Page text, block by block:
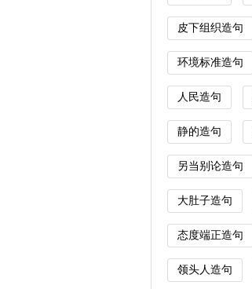
皮下组织造句
环境标准造句
人民造句
静的造句
另当别论造句
大肚子造句
态度端正造句
领头人造句